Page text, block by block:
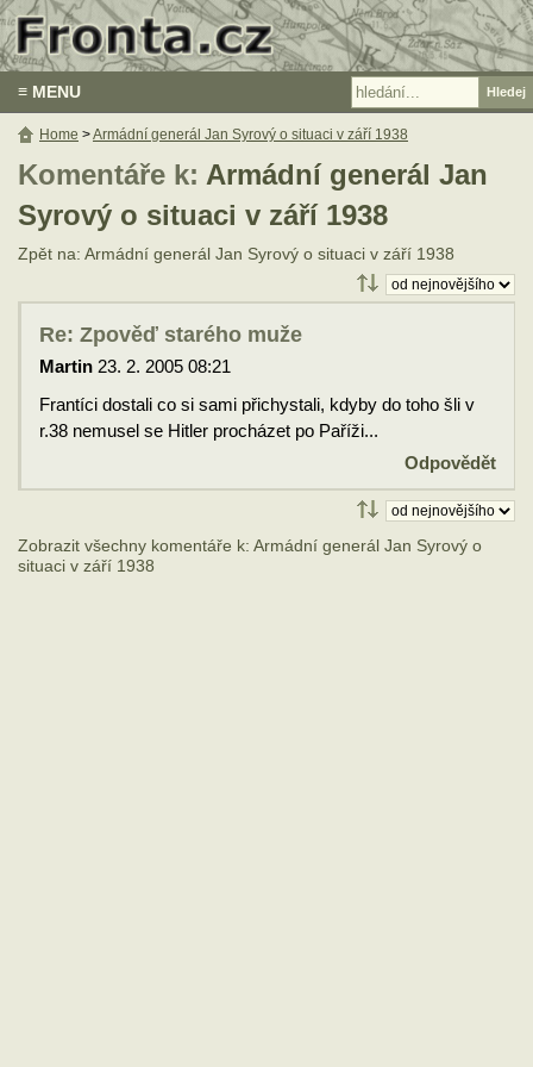
≡ MENU
Komentáře k: Armádní generál Jan
Syrový o situaci v září 1938
Zpět na: Armádní generál Jan Syrový o situaci v září 1938
Re: Zpověď starého muže
Martin 23. 2. 2005 08:21
Frantíci dostali co si sami přichystali, kdyby do toho šli v
r.38 nemusel se Hitler procházet po Paříži...
Odpovědět
Zobrazit všechny komentáře k: Armádní generál Jan Syrový o
situaci v září 1938
Home >Armádní generál Jan Syrový o situaci v září 1938